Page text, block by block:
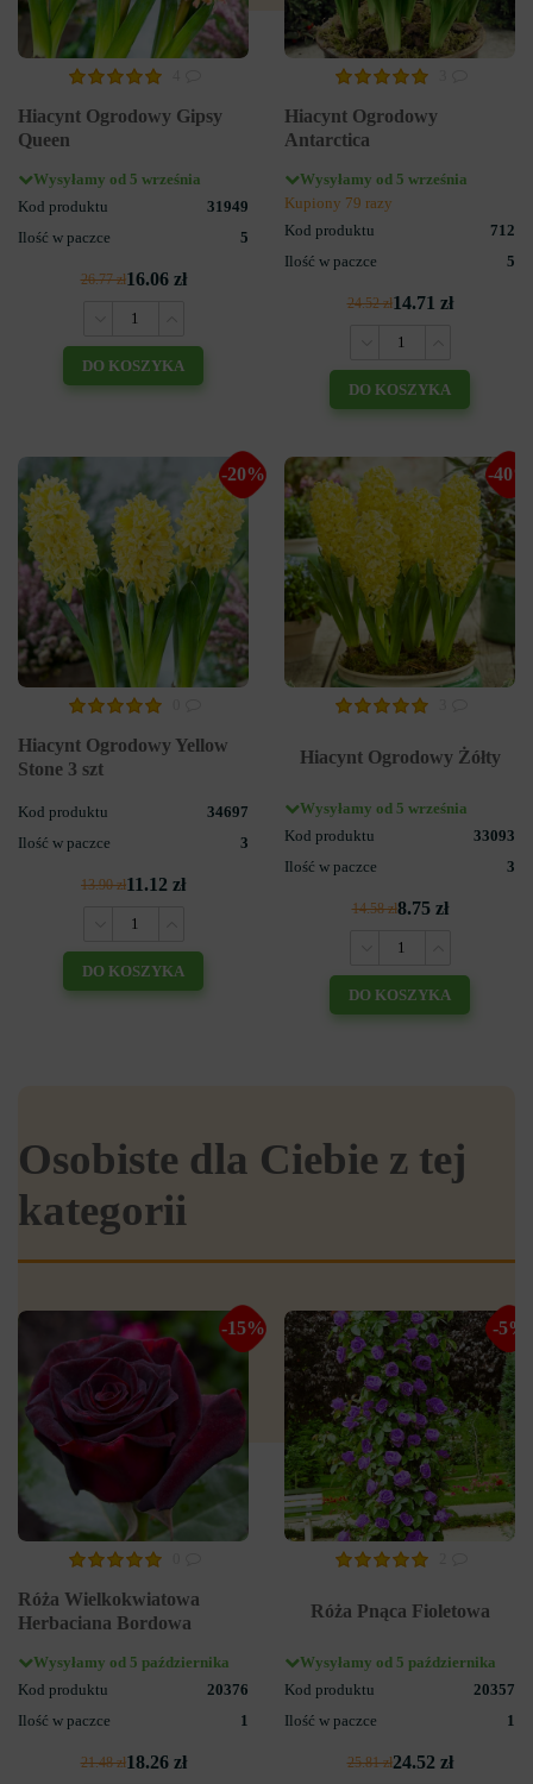
Hiacynt Ogrodowy Gipsy
Queen
Wysyłamy od 5 września
Kod produktu
31949
Ilość w paczce
5
26.77 zł16.06 zł
DO KOSZYKA
Hiacynt Ogrodowy
Antarctica
Wysyłamy od 5 września
Kupiony 79 razy
Kod produktu
712
Ilość w paczce
5
24.52 zł14.71 zł
DO KOSZYKA
-20%
Hiacynt Ogrodowy Yellow
Stone 3 szt
Kod produktu
34697
Ilość w paczce
3
13.90 zł11.12 zł
DO KOSZYKA
-40%
Hiacynt Ogrodowy Żółty
Wysyłamy od 5 września
Kod produktu
33093
Ilość w paczce
3
14.58 zł8.75 zł
DO KOSZYKA
Osobiste dla Ciebie z tej
kategorii
-15%
Róża Wielkokwiatowa
Herbaciana Bordowa
Wysyłamy od 5 października
Kod produktu
20376
Ilość w paczce
1
21.48 zł18.26 zł
-5%
Róża Pnąca Fioletowa
Wysyłamy od 5 października
Kod produktu
20357
Ilość w paczce
1
25.81 zł24.52 zł